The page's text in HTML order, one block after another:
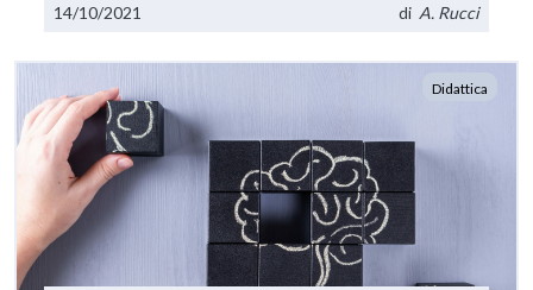
14/10/2021 di A. Rucci
Didattica